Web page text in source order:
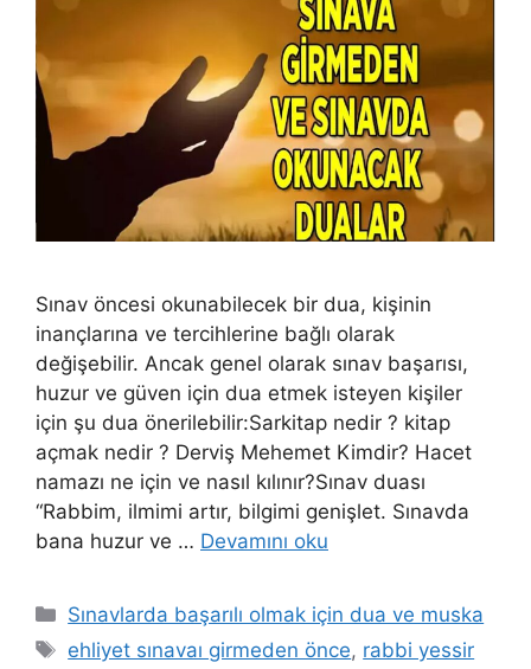
Sınav öncesi okunabilecek bir dua, kişinin
inançlarına ve tercihlerine bağlı olarak
değişebilir. Ancak genel olarak sınav başarısı,
huzur ve güven için dua etmek isteyen kişiler
için şu dua önerilebilir:Sarkitap nedir ? kitap
açmak nedir ? Derviş Mehemet Kimdir? Hacet
namazı ne için ve nasıl kılınır?Sınav duası
“Rabbim, ilmimi artır, bilgimi genişlet. Sınavda
bana huzur ve … Devamını oku
Sınavlarda başarılı olmak için dua ve muska
ehliyet sınavaı girmeden önce, rabbi yessir